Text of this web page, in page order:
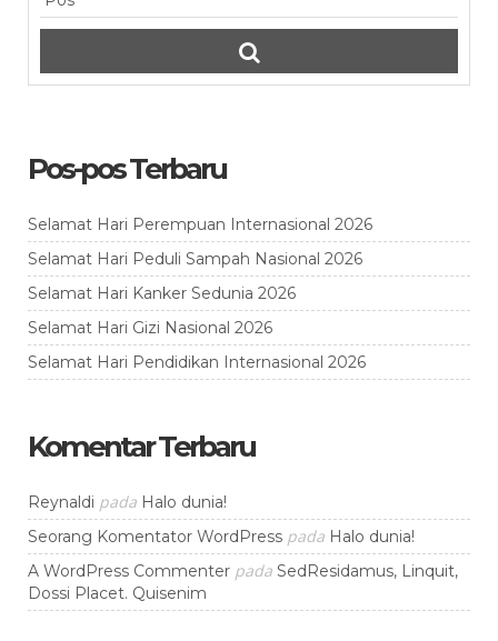
Pos-pos Terbaru
Selamat Hari Perempuan Internasional 2026
Selamat Hari Peduli Sampah Nasional 2026
Selamat Hari Kanker Sedunia 2026
Selamat Hari Gizi Nasional 2026
Selamat Hari Pendidikan Internasional 2026
Komentar Terbaru
Reynaldi pada Halo dunia!
Seorang Komentator WordPress pada Halo dunia!
A WordPress Commenter pada SedResidamus, Linquit,
Dossi Placet. Quisenim